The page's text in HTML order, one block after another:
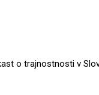
o trajnostnosti v